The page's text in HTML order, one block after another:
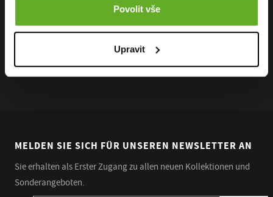
Povolit vše
Upravit
MELDEN SIE SICH FÜR UNSEREN NEWSLETTER AN
Sie erhalten als Erster Zugang zu allen neuen Kollektionen und
Sonderangeboten.